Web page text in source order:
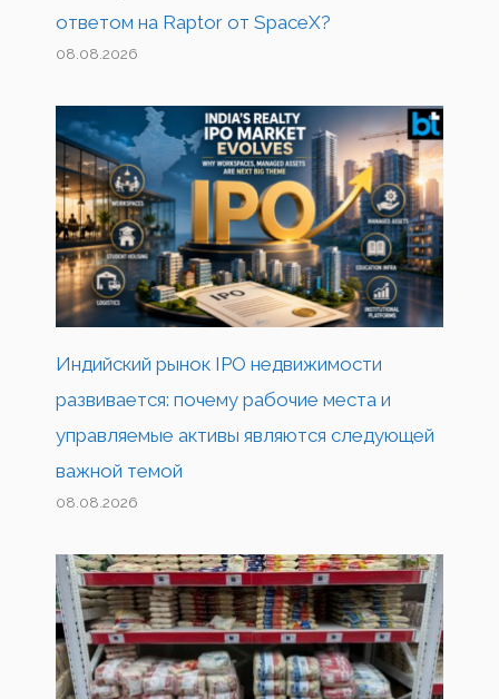
ответом на Raptor от SpaceX?
08.08.2026
Индийский рынок IPO недвижимости
развивается: почему рабочие места и
управляемые активы являются следующей
важной темой
08.08.2026